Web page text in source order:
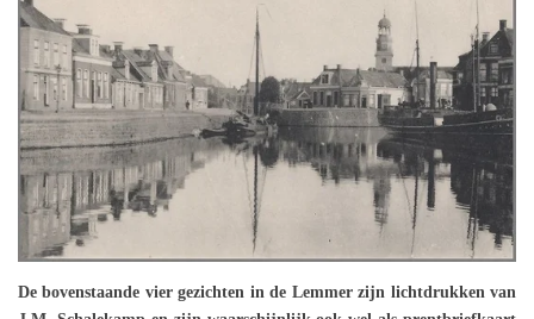
De bovenstaande vier gezichten in de Lemmer zijn lichtdrukken van